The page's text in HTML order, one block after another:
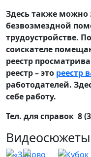
Здесь также можно
безвозмездной
трудоустройстве.
соискателе
реестр
реестр – это реестр
работодателей.
себе работу.
Тел. для справок 8
Видеосюжеты